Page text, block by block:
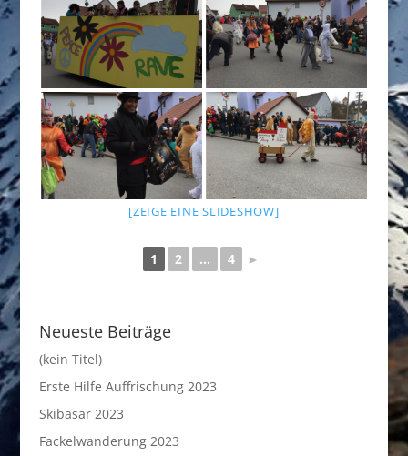
[ZEIGE EINE SLIDESHOW]
1 2 ... 4 ►
Neueste Beiträge
(kein Titel)
Erste Hilfe Auffrischung 2023
Skibasar 2023
Fackelwanderung 2023